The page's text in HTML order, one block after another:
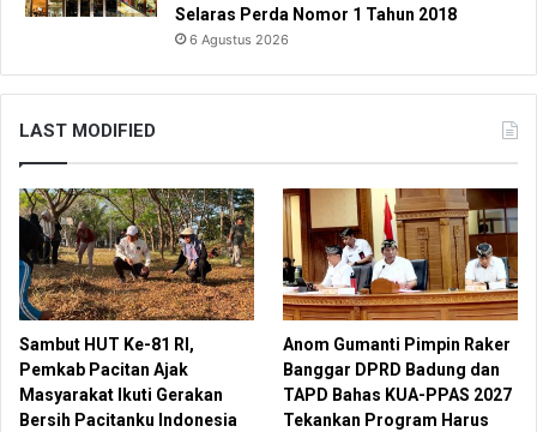
Selaras Perda Nomor 1 Tahun 2018
6 Agustus 2026
LAST MODIFIED
Sambut HUT Ke-81 RI,
Pemkab Pacitan Ajak
Masyarakat Ikuti Gerakan
Bersih Pacitanku Indonesia
Anom Gumanti Pimpin Raker
Banggar DPRD Badung dan
TAPD Bahas KUA-PPAS 2027
Tekankan Program Harus